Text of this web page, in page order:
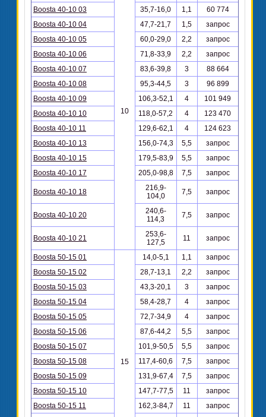
10
Boosta 40-10 03
35,7-16,0 1,1
60 774
Boosta 40-10 04
47,7-21,7 1,5
запрос
Boosta 40-10 05
60,0-29,0 2,2
запрос
Boosta 40-10 06
71,8-33,9 2,2
запрос
Boosta 40-10 07
83,6-39,8 3
88 664
Boosta 40-10 08
95,3-44,5 3
96 899
Boosta 40-10 09
106,3-52,1 4
101 949
Boosta 40-10 10
118,0-57,2 4
123 470
Boosta 40-10 11
129,6-62,1 4
124 623
Boosta 40-10 13
156,0-74,3 5,5
запрос
Boosta 40-10 15
179,5-83,9 5,5
запрос
Boosta 40-10 17
205,0-98,8 7,5 запрос
Boosta 40-10 18
216,9-
104,0
7,5 запрос
Boosta 40-10 20
240,6-
114,3
7,5 запрос
Boosta 40-10 21
253,6-
127,5
11 запрос
Boosta 50-15 01
15
14,0-5,1 1,1
запрос
Boosta 50-15 02
28,7-13,1 2,2
запрос
Boosta 50-15 03
43,3-20,1 3
запрос
Boosta 50-15 04
58,4-28,7 4
запрос
Boosta 50-15 05
72,7-34,9 4
запрос
Boosta 50-15 06
87,6-44,2 5,5
запрос
Boosta 50-15 07
101,9-50,5 5,5
запрос
Boosta 50-15 08
117,4-60,6 7,5
запрос
Boosta 50-15 09
131,9-67,4 7,5
запрос
Boosta 50-15 10
147,7-77,5 11
запрос
Boosta 50-15 11
162,3-84,7 11
запрос